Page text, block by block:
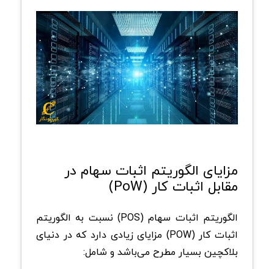
مزایای الگوریتم اثبات سهام در
مقابل اثبات کار (PoW)
الگوریتم اثبات سهام (POS) نسبت به الگوریتم
اثبات کار (POW) مزایای زیادی دارد که در دنیای
بلاکچین بسیار مطرح می‌باشد و شامل: